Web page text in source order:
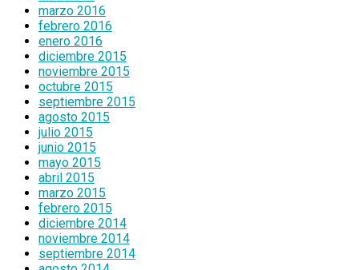
marzo 2016
febrero 2016
enero 2016
diciembre 2015
noviembre 2015
octubre 2015
septiembre 2015
agosto 2015
julio 2015
junio 2015
mayo 2015
abril 2015
marzo 2015
febrero 2015
diciembre 2014
noviembre 2014
septiembre 2014